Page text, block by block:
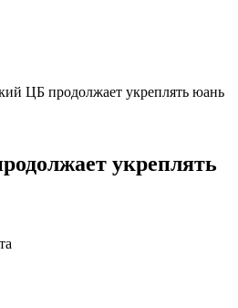
ЦБ продолжает укреплять юань
укреплять